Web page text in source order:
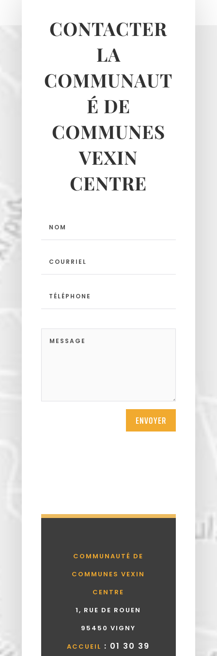
Le Perchay
Longuesse
Moussy
Neuilly-en-vexin
Seraincourt
Vigny
CONTACTER
LA
COMMUNAUT
É DE
COMMUNES
VEXIN
CENTRE
ENVOYER
COMMUNAUTÉ DE
COMMUNES VEXIN
CENTRE
1, RUE DE ROUEN
95450 VIGNY
ACCUEIL : 01 30 39